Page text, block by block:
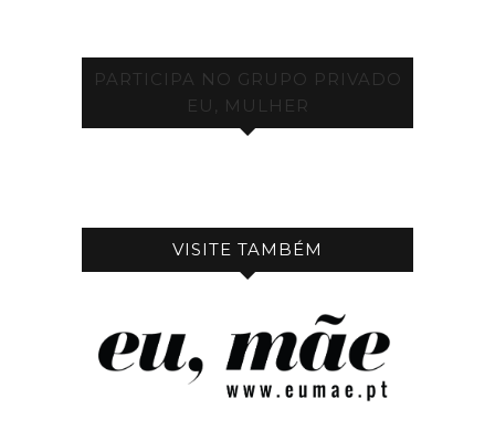
PARTICIPA NO GRUPO PRIVADO
EU, MULHER
VISITE TAMBÉM